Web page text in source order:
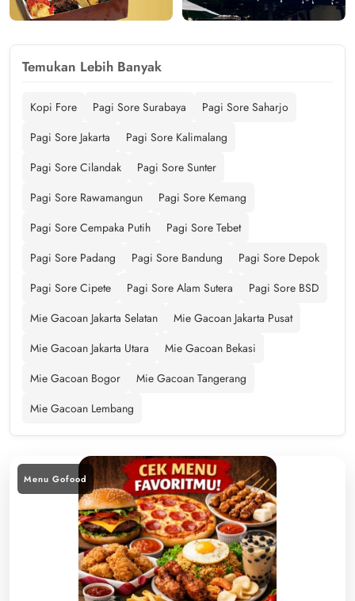
Temukan Lebih Banyak
Kopi Fore Pagi Sore Surabaya
Pagi Sore Saharjo
Pagi Sore Jakarta
Pagi Sore Kalimalang
Pagi Sore Cilandak
Pagi Sore Sunter
Pagi Sore Rawamangun
Pagi Sore Kemang
Pagi Sore Cempaka Putih
Pagi Sore Tebet
Pagi Sore Padang
Pagi Sore Bandung
Pagi Sore Depok
Pagi Sore Cipete
Pagi Sore Alam Sutera
Pagi Sore BSD
Mie Gacoan Jakarta Selatan
Mie Gacoan Jakarta Pusat
Mie Gacoan Jakarta Utara
Mie Gacoan Bekasi
Mie Gacoan Bogor
Mie Gacoan Tangerang
Mie Gacoan Lembang
Menu Gofood